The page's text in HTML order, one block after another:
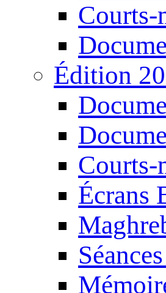
Courts-
Édition
Courts-
Écrans